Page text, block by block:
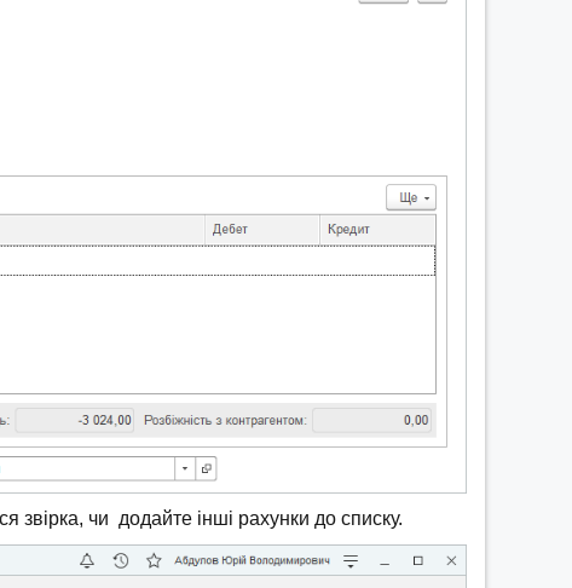
звірка, чи додайте інші рахунки до списку.